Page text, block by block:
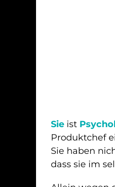
Sieist
Produktchef
Sie haben
dass sie im